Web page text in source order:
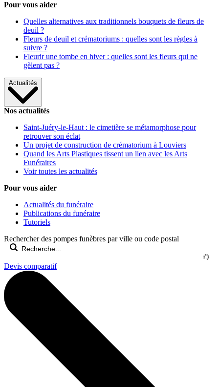
Pour vous aider
Quelles alternatives aux traditionnels bouquets de fleurs de
deuil ?
Fleurs de deuil et crématoriums : quelles sont les règles à
suivre ?
Fleurir une tombe en hiver : quelles sont les fleurs qui ne
gèlent pas ?
Actualités
Nos actualités
Saint-Juéry-le-Haut : le cimetière se métamorphose pour
retrouver son éclat
Un projet de construction de crématorium à Louviers
Quand les Arts Plastiques tissent un lien avec les Arts
Funéraires
Voir toutes les actualités
Pour vous aider
Actualités du funéraire
Publications du funéraire
Tutoriels
Rechercher des pompes funèbres par ville ou code postal
Devis comparatif